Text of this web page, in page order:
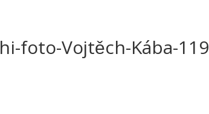
foto-Vojtěch-Kába-119